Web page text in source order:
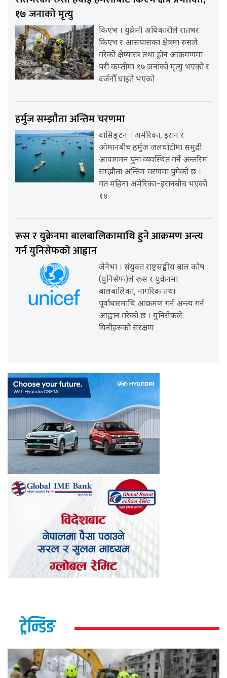
१७ जनाको मृत्यु
किएभ । युक्रेनी अधिकारीले रातभर
किएभ र आसपासका क्षेत्रमा रुसले
गरेको क्षेप्यास्त्र तथा ड्रोन आक्रमणमा
परी कम्तीमा १७ जनाको मृत्यु भएको र
दर्जनौँ घाइते भएको
हर्मुज सम्झौता अन्तिम चरणमा
वासिङ्टन । अमेरिका, इरान र
ओमानबीच हर्मुज जलघाँटीमा समुद्री
आवागमन पुनः व्यवस्थित गर्ने अन्तरिम
सम्झौता अन्तिम चरणमा पुगेको छ ।
गत महिना अमेरिका–इरानबीच भएको
१४
रूस र युक्रेनमा बालबालिकामाथि हुने आक्रमण अन्त्य
गर्न युनिसेफको आह्वान
जेनेभा । संयुक्त राष्ट्रसङ्घीय बाल कोष
(युनिसेफ)ले रूस र युक्रेनमा
बालबालिका, नागरिक तथा
पूर्वाधारमाथि आक्रमण गर्न अन्त्य गर्न
आह्वान गरेको छ । युनिसेफले
यिनीहरुको संरक्षण
ट्रेन्डिङ